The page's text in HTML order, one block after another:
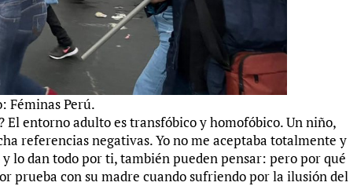
Féminas Perú.
El entorno adulto es transfóbico y homofóbico. Un niño,
referencias negativas. Yo no me aceptaba totalmente y
lo dan todo por ti, también pueden pensar: pero por qué
prueba con su madre cuando sufriendo por la ilusión del